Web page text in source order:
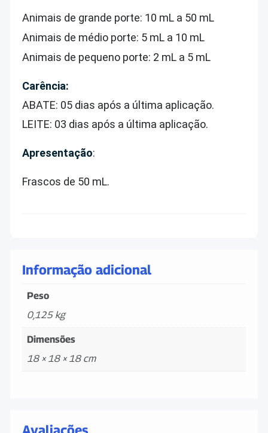
Animais de grande porte: 10 mL a 50 mL
Animais de médio porte: 5 mL a 10 mL
Animais de pequeno porte: 2 mL a 5 mL
Carência:
ABATE: 05 dias após a última aplicação.
LEITE: 03 dias após a última aplicação.
Apresentação:
Frascos de 50 mL.
Informação adicional
Peso
0,125 kg
Dimensões
18 × 18 × 18 cm